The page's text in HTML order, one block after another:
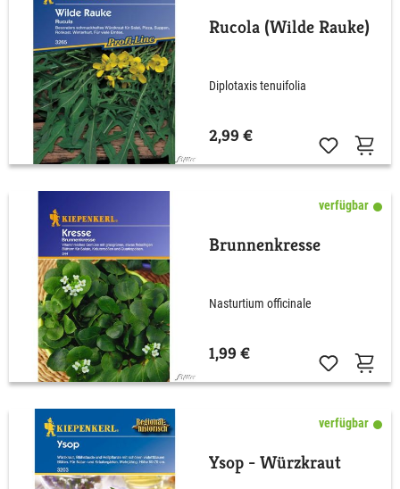
Rucola (Wilde Rauke)
Diplotaxis tenuifolia
2,99 €
verfügbar
Brunnenkresse
Nasturtium officinale
1,99 €
verfügbar
Ysop - Würzkraut